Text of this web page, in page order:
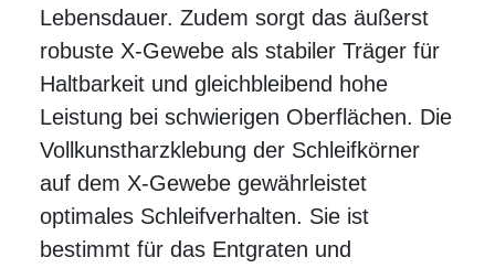
Lebensdauer. Zudem sorgt das äußerst
robuste X-Gewebe als stabiler Träger für
Haltbarkeit und gleichbleibend hohe
Leistung bei schwierigen Oberflächen. Die
Vollkunstharzklebung der Schleifkörner
auf dem X-Gewebe gewährleistet
optimales Schleifverhalten. Sie ist
bestimmt für das Entgraten und